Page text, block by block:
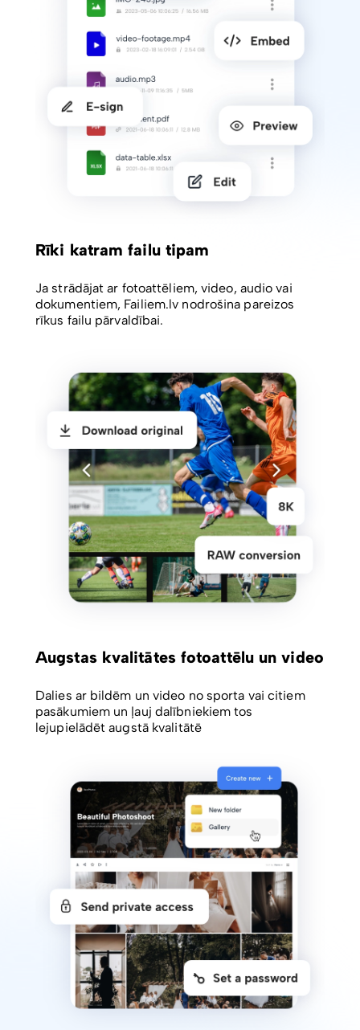
Rīki katram failu tipam
Ja strādājat ar fotoattēliem, video, audio vai
dokumentiem, Failiem.lv nodrošina pareizos
rīkus failu pārvaldībai.
Augstas kvalitātes fotoattēlu un video
Dalies ar bildēm un video no sporta vai citiem
pasākumiem un ļauj dalībniekiem tos
lejupielādēt augstā kvalitātē